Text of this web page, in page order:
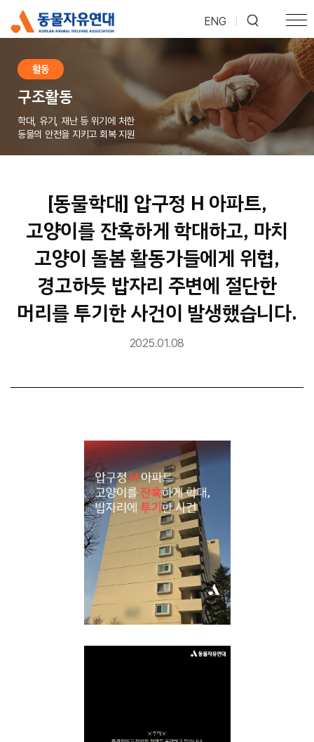
ENG
활동
구조활동
학대, 유기, 재난 등 위기에 처한
동물의 안전을 지키고 회복 지원
[동물학대] 압구정 H 아파트,
고양이를 잔혹하게 학대하고, 마치
고양이 돌봄 활동가들에게 위협,
경고하듯 밥자리 주변에 절단한
머리를 투기한 사건이 발생했습니다.
2025.01.08